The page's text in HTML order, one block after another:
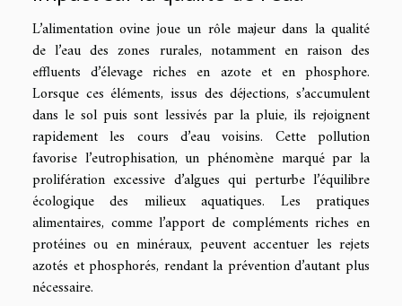
L’alimentation ovine joue un rôle majeur dans la qualité
de l’eau des zones rurales, notamment en raison des
effluents d’élevage riches en azote et en phosphore.
Lorsque ces éléments, issus des déjections, s’accumulent
dans le sol puis sont lessivés par la pluie, ils rejoignent
rapidement les cours d’eau voisins. Cette pollution
favorise l’eutrophisation, un phénomène marqué par la
prolifération excessive d’algues qui perturbe l’équilibre
écologique des milieux aquatiques. Les pratiques
alimentaires, comme l’apport de compléments riches en
protéines ou en minéraux, peuvent accentuer les rejets
azotés et phosphorés, rendant la prévention d’autant plus
nécessaire.